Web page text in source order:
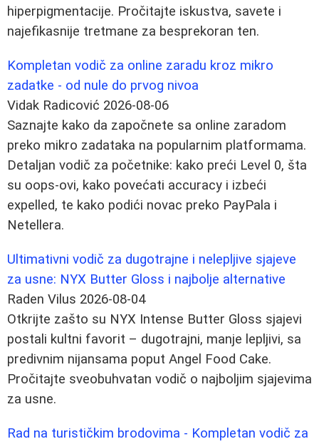
hiperpigmentacije. Pročitajte iskustva, savete i
najefikasnije tretmane za besprekoran ten.
Kompletan vodič za online zaradu kroz mikro
zadatke - od nule do prvog nivoa
Vidak Radicović 2026-08-06
Saznajte kako da započnete sa online zaradom
preko mikro zadataka na popularnim platformama.
Detaljan vodič za početnike: kako preći Level 0, šta
su oops-ovi, kako povećati accuracy i izbeći
expelled, te kako podići novac preko PayPala i
Netellera.
Ultimativni vodič za dugotrajne i nelepljive sjajeve
za usne: NYX Butter Gloss i najbolje alternative
Raden Vilus 2026-08-04
Otkrijte zašto su NYX Intense Butter Gloss sjajevi
postali kultni favorit – dugotrajni, manje lepljivi, sa
predivnim nijansama poput Angel Food Cake.
Pročitajte sveobuhvatan vodič o najboljim sjajevima
za usne.
Rad na turističkim brodovima - Kompletan vodič za